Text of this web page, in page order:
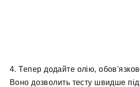
4. Тепер додайте олію,
Воно дозволить тесту швидше